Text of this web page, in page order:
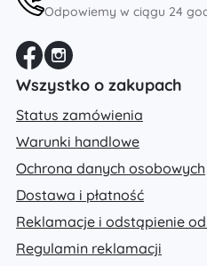
Odpowiemy w ciągu 24
Wszystko o zakupach
Status zamówienia
Warunki handlowe
Ochrona danych osobowych
Dostawa i płatność
Reklamacje i odstąpienie
Regulamin reklamacji